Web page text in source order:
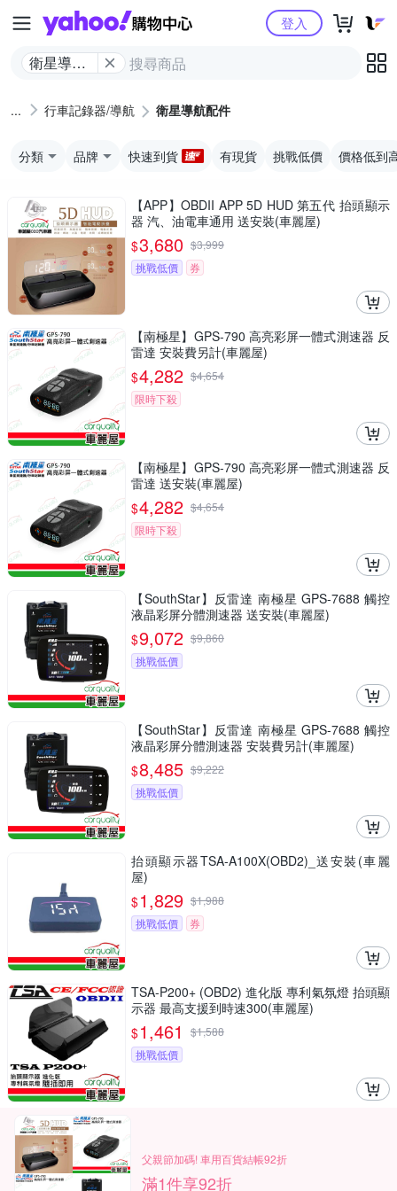
Yahoo購物中心
衛星導航
登入
行車記錄器/導航 衛星導航配件
分類 品牌 快速到貨 有現貨 挑戰低價 價格低到
【APP】OBDII APP 5D HUD 第五代 抬頭顯示
器 汽、油電車通用 送安裝(車麗屋)
$3,680 $3,999
挑戰低價
券
【南極星】GPS-790 高亮彩屏一體式測速器 反
雷達 安裝費另計(車麗屋)
$4,282 $4,654
限時下殺
【南極星】GPS-790 高亮彩屏一體式測速器 反
雷達 送安裝(車麗屋)
$4,282 $4,654
限時下殺
【SouthStar】反雷達 南極星 GPS-7688 觸控
液晶彩屏分體測速器 送安裝(車麗屋)
$9,072 $9,860
挑戰低價
【SouthStar】反雷達 南極星 GPS-7688 觸控
液晶彩屏分體測速器 安裝費另計(車麗屋)
$8,485 $9,222
挑戰低價
抬頭顯示器TSA-A100X(OBD2)_送安裝(車麗
屋)
$1,829 $1,988
挑戰低價
券
TSA-P200+ (OBD2) 進化版 專利氣氛燈 抬頭顯
示器 最高支援到時速300(車麗屋)
$1,461 $1,588
挑戰低價
父親節加碼! 車用百貨結帳92折
滿1件享92折